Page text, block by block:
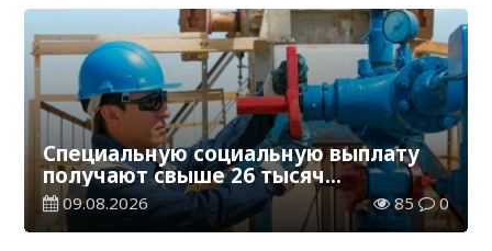
Специальную социальную выплату
получают свыше 26 тысяч
работников, занятых во вредных
условиях труда
09.08.2026 85 0